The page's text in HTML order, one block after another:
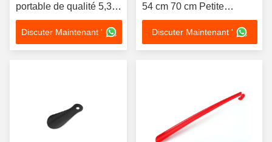
portable de qualité 5,3
pouces 13,5 cm en
plastique PP Grand trou
suspendu carré
Discuter Maintenant '
54 cm 70 cm Petite
cuillère de chaussure
fournitures hôtelières
Discuter Maintenant '